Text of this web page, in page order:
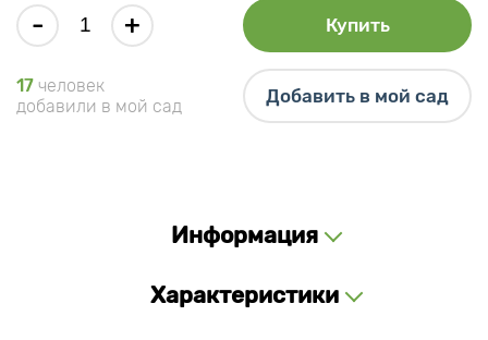
- + Купить
17 человек
добавили в мой сад
Добавить в мой сад
Информация
Характеристики